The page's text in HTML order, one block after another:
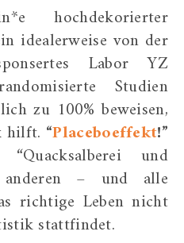
hochdekorierter
idealerweise von der
Labor YZ
Studien
zu 100% beweisen,
hilft. “Placeboeffekt!”
und
anderen – und alle
richtige Leben nicht
stattfindet.